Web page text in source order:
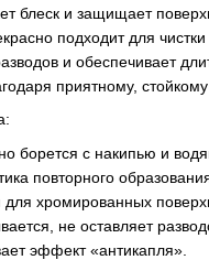
блеск и защищает
подходит для
и обеспечивает
приятному,
борется с накипью и
повторного
для хромированных
не оставляет
эффект «антикапля».